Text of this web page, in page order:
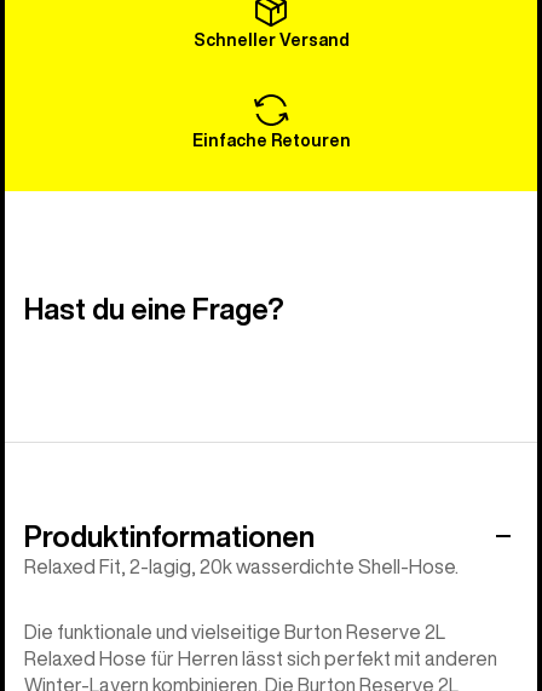
Schneller Versand
Einfache Retouren
Hast du eine Frage?
Produktinformationen
Relaxed Fit, 2-lagig, 20k wasserdichte Shell-Hose.
Die funktionale und vielseitige Burton Reserve 2L
Relaxed Hose für Herren lässt sich perfekt mit anderen
Winter-Layern kombinieren. Die Burton Reserve 2L